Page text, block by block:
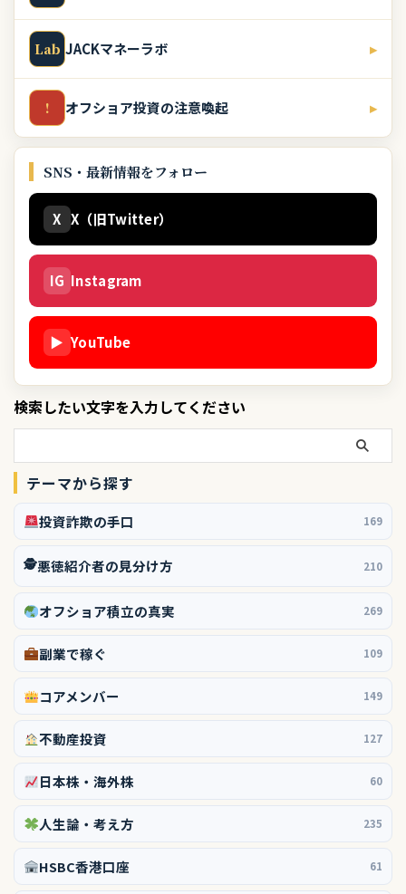
Lab JACKマネーラボ ▸
! オフショア投資の注意喚起 ▸
SNS・最新情報をフォロー
X X（旧Twitter）
IG Instagram
▶ YouTube
検索したい文字を入力してください
テーマから探す
投資詐欺の手口 169
🕵️悪徳紹介者の見分け方 210
オフショア積立の真実 269
副業で稼ぐ 109
コアメンバー 149
不動産投資 127
日本株・海外株 60
人生論・考え方 235
HSBC香港口座 61